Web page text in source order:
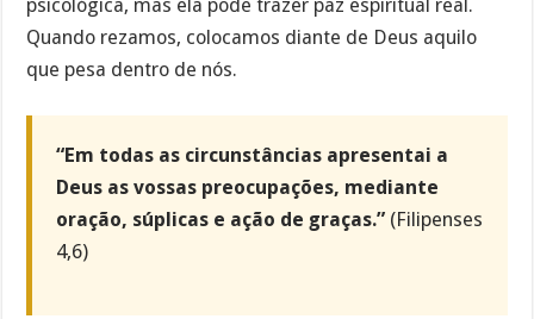
psicológica, mas ela pode trazer paz espiritual real.
Quando rezamos, colocamos diante de Deus aquilo
que pesa dentro de nós.
“Em todas as circunstâncias apresentai a
Deus as vossas preocupações, mediante
oração, súplicas e ação de graças.” (Filipenses
4,6)